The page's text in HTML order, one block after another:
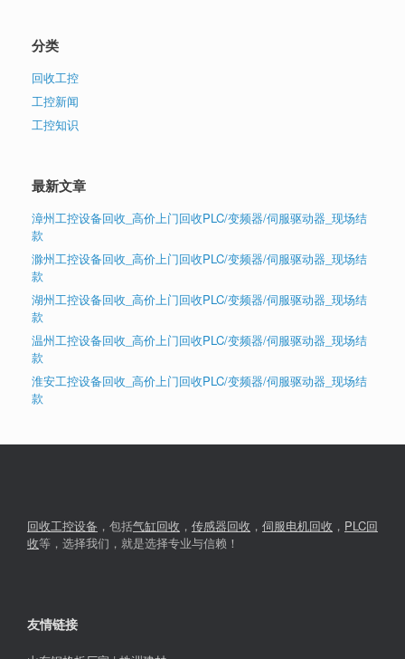
分类
回收工控
工控新闻
工控知识
最新文章
漳州工控设备回收_高价上门回收PLC/变频器/伺服驱动器_现场结
款
滁州工控设备回收_高价上门回收PLC/变频器/伺服驱动器_现场结
款
湖州工控设备回收_高价上门回收PLC/变频器/伺服驱动器_现场结
款
温州工控设备回收_高价上门回收PLC/变频器/伺服驱动器_现场结
款
淮安工控设备回收_高价上门回收PLC/变频器/伺服驱动器_现场结
款
回收工控设备 ，包括气缸回收 ， 传感器回收 ， 伺服电机回收 ， PLC回
收等，选择我们，就是选择专业与信赖！
友情链接